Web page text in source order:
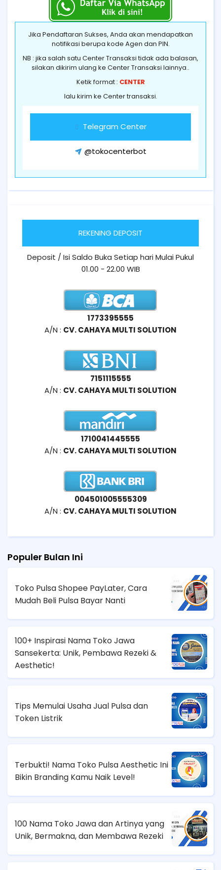
Jika Pendaftaran Sukses, Anda akan mendapatkan
notifikasi berupa kode Agen dan PIN.
NB : jika salah satu Center Transaksi tidak ada balasan,
silakan dikirim ulang ke Center Transaksi lainnya..
Ketik format : CENTER
lalu kirim ke Center transaksi.
Telegram Center
@tokocenterbot
REKENING DEPOSIT
Deposit / Isi Saldo Buka Setiap hari Mulai Pukul
01.00 - 22.00 WIB
1773395555
A/N : CV. CAHAYA MULTI SOLUTION
7151115555
A/N : CV. CAHAYA MULTI SOLUTION
1710041445555
A/N : CV. CAHAYA MULTI SOLUTION
004501005555309
A/N : CV. CAHAYA MULTI SOLUTION
Populer Bulan Ini
Toko Pulsa Shopee PayLater, Cara
Mudah Beli Pulsa Bayar Nanti
100+ Inspirasi Nama Toko Jawa
Sansekerta: Unik, Pembawa Rezeki &
Aesthetic!
Tips Memulai Usaha Jual Pulsa dan
Token Listrik
Terbukti! Nama Toko Pulsa Aesthetic Ini
Bikin Branding Kamu Naik Level!
100 Nama Toko Jawa dan Artinya yang
Unik, Bermakna, dan Membawa Rezeki